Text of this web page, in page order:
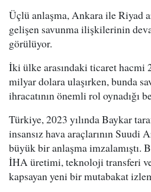
Üçlü anlaşma, Ankara ile Riyad
gelişen savunma ilişkilerinin
görülüyor.
İki ülke arasındaki ticaret hacmi
milyar dolara ulaşırken, bunda
ihracatının önemli rol oynadığı
Türkiye, 2023 yılında Baykar
insansız hava araçlarının Suudi
büyük bir anlaşma imzalamıştı.
İHA üretimi, teknoloji transferi
kapsayan yeni bir mutabakat